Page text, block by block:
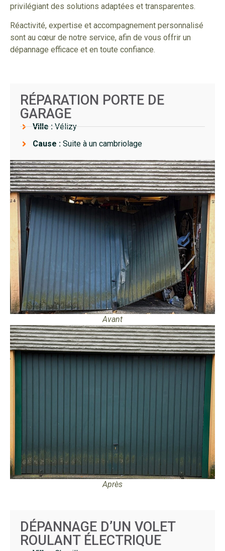
privilégiant des solutions adaptées et transparentes.
Réactivité, expertise et accompagnement personnalisé
sont au cœur de notre service, afin de vous offrir un
dépannage efficace et en toute confiance.
RÉPARATION PORTE DE
GARAGE
Ville :Vélizy
Cause : Suite à un cambriolage
Avant
Après
DÉPANNAGE D’UN VOLET
ROULANT ÉLECTRIQUE